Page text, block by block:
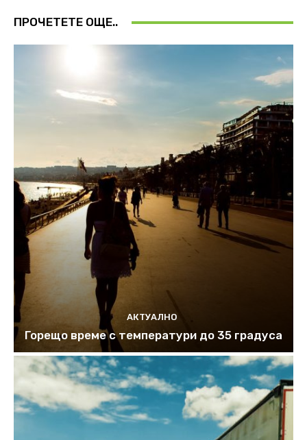
ПРОЧЕТЕТЕ ОЩЕ..
АКТУАЛНО
Горещо време с температури до 35 градуса